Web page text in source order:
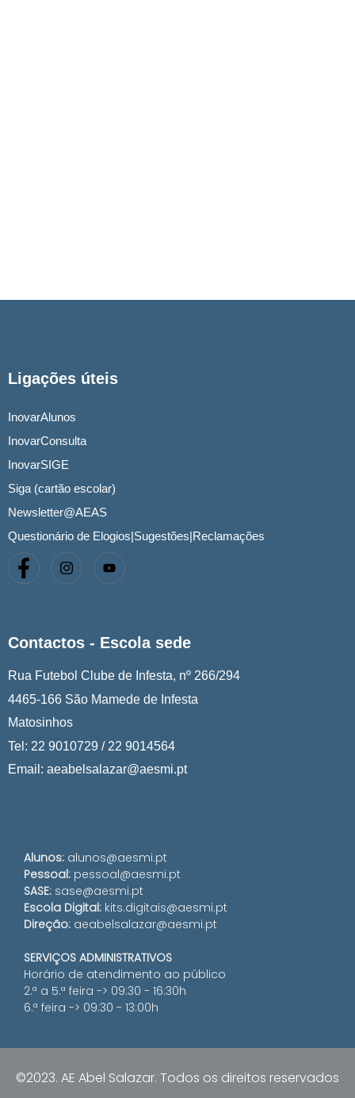
Ligações úteis
InovarAlunos
InovarConsulta
InovarSIGE
Siga (cartão escolar)
Newsletter@AEAS
Questionário de Elogios|Sugestões|Reclamações
Contactos - Escola sede
Rua Futebol Clube de Infesta, nº 266/294
4465-166 São Mamede de Infesta
Matosinhos
Tel: 22 9010729 / 22 9014564
Email: aeabelsalazar@aesmi.pt
Alunos: alunos@aesmi.pt
Pessoal: pessoal@aesmi.pt
SASE: sase@aesmi.pt
Escola Digital: kits.digitais@aesmi.pt
Direção: aeabelsalazar@aesmi.pt
SERVIÇOS ADMINISTRATIVOS
Horário de atendimento ao público
2.ª a 5.ª feira -> 09:30 - 16:30h
6.ª feira -> 09:30 - 13:00h
©2023. AE Abel Salazar. Todos os direitos reservados